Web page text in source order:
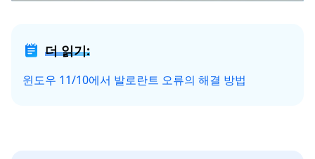
더 읽기:
윈도우 11/10에서 발로란트 오류의 해결 방법